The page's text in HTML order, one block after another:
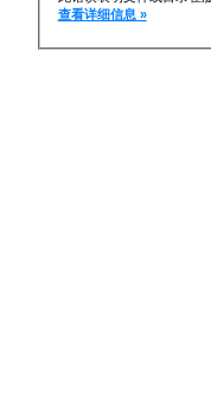
查看详细信息 »